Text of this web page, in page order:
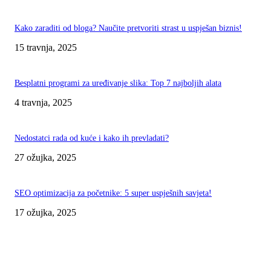
Kako zaraditi od bloga? Naučite pretvoriti strast u uspješan biznis!
15 travnja, 2025
Besplatni programi za uređivanje slika: Top 7 najboljih alata
4 travnja, 2025
Nedostatci rada od kuće i kako ih prevladati?
27 ožujka, 2025
SEO optimizacija za početnike: 5 super uspješnih savjeta!
17 ožujka, 2025